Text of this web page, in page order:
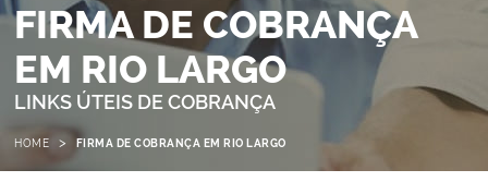
FIRMA DE COBRANÇA
EM RIO LARGO
LINKS ÚTEIS DE COBRANÇA
HOME > FIRMA DE COBRANÇA EM RIO LARGO